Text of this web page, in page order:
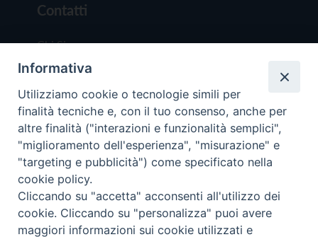
Contatti
Chi Siamo
Redazione
Scrivici
Copyright © 2019 - Tutti i diritti riservati - Vita
Trentina Editrice
Informativa
Utilizziamo cookie o tecnologie simili per
finalità tecniche e, con il tuo consenso, anche per
altre finalità ("interazioni e funzionalità semplici",
"miglioramento dell'esperienza", "misurazione" e
"targeting e pubblicità") come specificato nella
cookie policy.
Cliccando su "accetta" acconsenti all'utilizzo dei
cookie. Cliccando su "personalizza" puoi avere
maggiori informazioni sui cookie utilizzati e